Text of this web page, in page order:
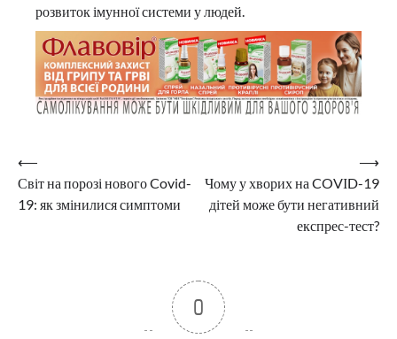
розвиток імунної системи у людей.
Навігація
записів
⟵
Світ на порозі нового Covid-
19: як змінилися симптоми
Чому у хворих на COVІD-19
дітей може бути негативний
експрес-тест?
⟶
0